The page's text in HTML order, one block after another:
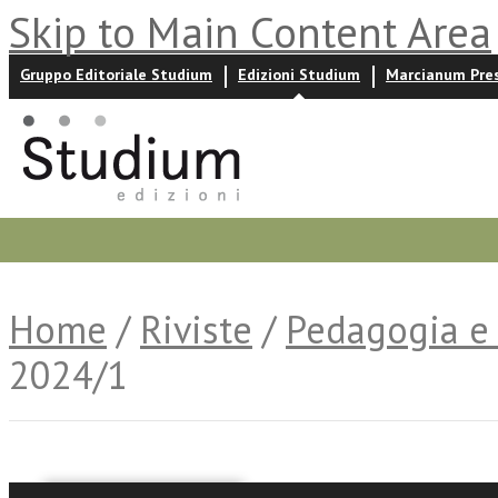
Skip to Main Content Area
Gruppo Editoriale Studium Edizioni Studium Marcianum
Home / Riviste / Pedagogia
2024/1